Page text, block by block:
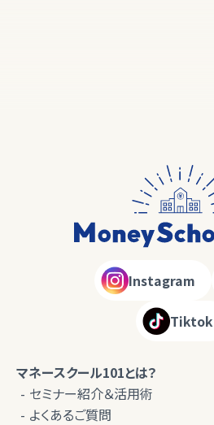
Instagram
Tiktok
マネースクール101とは？
セミナー紹介＆活用術
よくあるご質問